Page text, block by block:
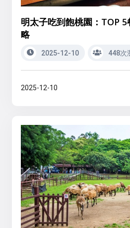
明太子吃到飽桃園：TOP
略
2025-12-10 448次
2025-12-10